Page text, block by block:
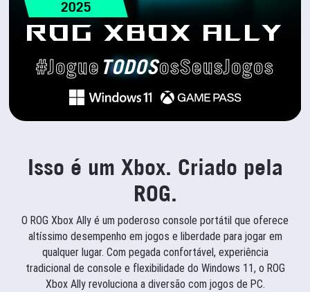
ROG XBOX ALLY
2025
#Jogue TODOSosSeusJogos
Isso é um Xbox. Criado pela
ROG.
O ROG Xbox Ally é um poderoso console portátil que oferece
altíssimo desempenho em jogos e liberdade para jogar em
qualquer lugar. Com pegada confortável, experiência
tradicional de console e flexibilidade do Windows 11, o ROG
Xbox Ally revoluciona a diversão com jogos de PC.